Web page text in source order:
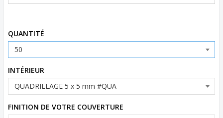
QUANTITÉ
INTÉRIEUR
FINITION DE VOTRE COUVERTURE